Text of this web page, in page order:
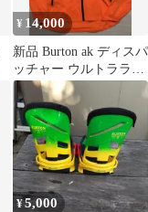
¥ 14,000
新品 Burton ak ディスパ
ッチャー ウルトラライ
ト ジャケット
¥5,000